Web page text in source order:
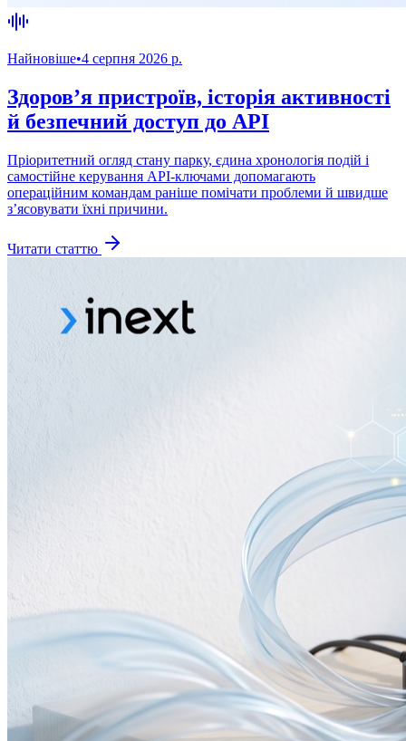
Найновіше•4 серпня 2026 р.
Здоров’я пристроїв, історія активності
й безпечний доступ до API
Пріоритетний огляд стану парку, єдина хронологія подій і
самостійне керування API-ключами допомагають
операційним командам раніше помічати проблеми й швидше
з’ясовувати їхні причини.
Читати статтю